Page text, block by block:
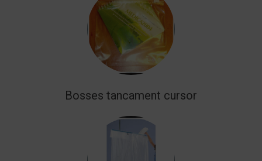
Bosses tancament cursor